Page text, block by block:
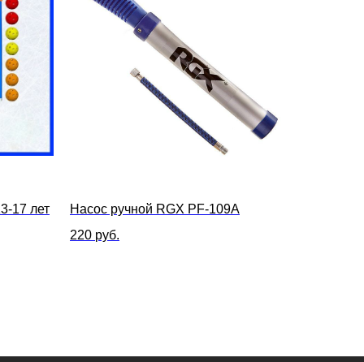
17 лет
Насос ручной RGX PF-109A
220 руб.